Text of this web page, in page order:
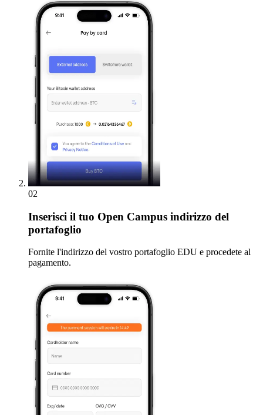
02
Inserisci il tuo Open Campus indirizzo del
portafoglio
Fornite l'indirizzo del vostro portafoglio EDU e procedete al
pagamento.